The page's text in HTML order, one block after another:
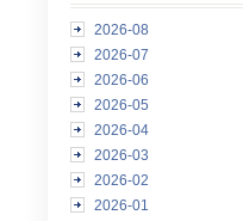
2026-08
2026-07
2026-06
2026-05
2026-04
2026-03
2026-02
2026-01